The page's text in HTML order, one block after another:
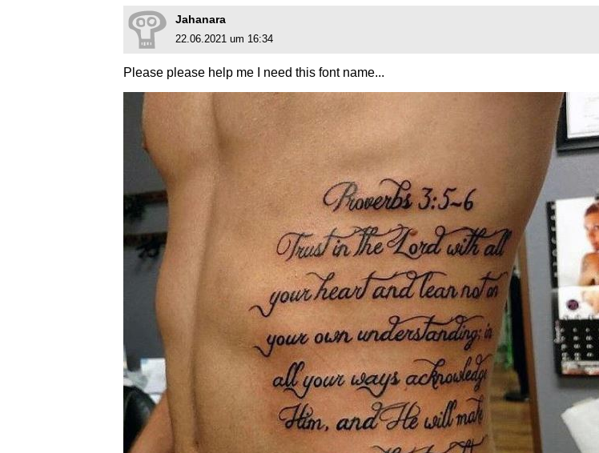
Jahanara
22.06.2021 um 16:34
Please please help me I need this font name...